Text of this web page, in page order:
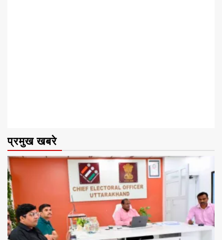
प्रमुख खबरे